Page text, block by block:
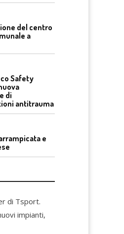
del centro
a
Safety
di
antitrauma
e
di Tsport.
impianti,